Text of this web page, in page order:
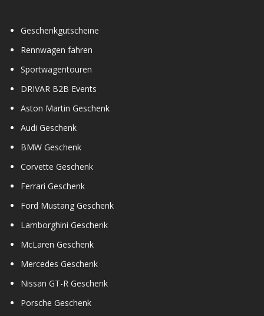
Geschenkgutscheine
Rennwagen fahren
Sportwagentouren
DRIVAR B2B Events
Aston Martin Geschenk
Audi Geschenk
BMW Geschenk
Corvette Geschenk
Ferrari Geschenk
Ford Mustang Geschenk
Lamborghini Geschenk
McLaren Geschenk
Mercedes Geschenk
Nissan GT-R Geschenk
Porsche Geschenk